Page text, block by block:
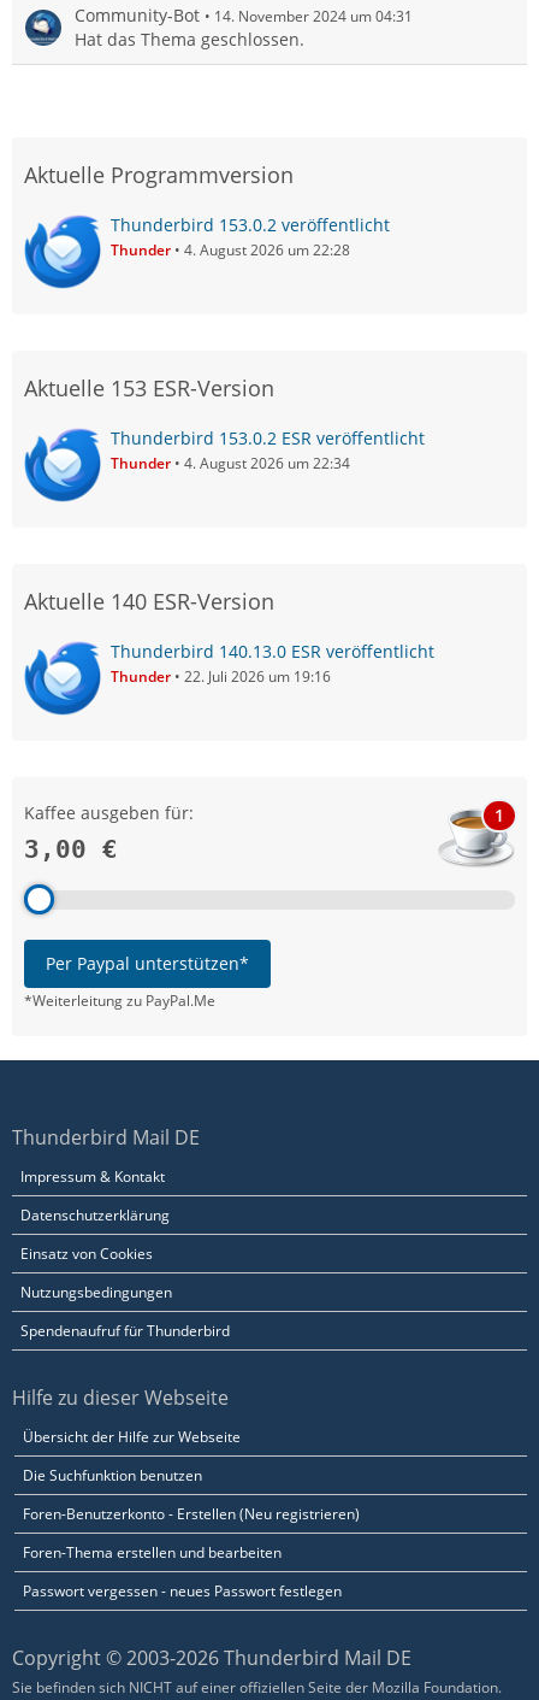
Community-Bot 14. November 2024 um 04:31
Hat das Thema geschlossen.
Aktuelle Programmversion
Thunderbird 153.0.2 veröffentlicht
Thunder 4. August 2026 um 22:28
Aktuelle 153 ESR-Version
Thunderbird 153.0.2 ESR veröffentlicht
Thunder 4. August 2026 um 22:34
Aktuelle 140 ESR-Version
Thunderbird 140.13.0 ESR veröffentlicht
Thunder 22. Juli 2026 um 19:16
Kaffee ausgeben für:
3,00 €
1
Per Paypal unterstützen*
*Weiterleitung zu PayPal.Me
Thunderbird Mail DE
Impressum & Kontakt
Datenschutzerklärung
Einsatz von Cookies
Nutzungsbedingungen
Spendenaufruf für Thunderbird
Hilfe zu dieser Webseite
Übersicht der Hilfe zur Webseite
Die Suchfunktion benutzen
Foren-Benutzerkonto - Erstellen (Neu registrieren)
Foren-Thema erstellen und bearbeiten
Passwort vergessen - neues Passwort festlegen
Copyright © 2003-2026 Thunderbird Mail DE
Sie befinden sich NICHT auf einer offiziellen Seite der Mozilla Foundation.